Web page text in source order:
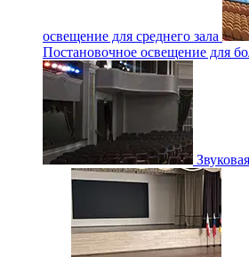
освещение для среднего зала
Постановочное освещение для